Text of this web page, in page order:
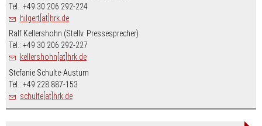
Tel.: +49 30 206 292-224
hilgert[at]hrk.de
Ralf Kellershohn (Stellv. Pressesprecher)
Tel.: +49 30 206 292-227
kellershohn[at]hrk.de
Stefanie Schulte-Austum
Tel.: +49 228 887-153
schulte[at]hrk.de